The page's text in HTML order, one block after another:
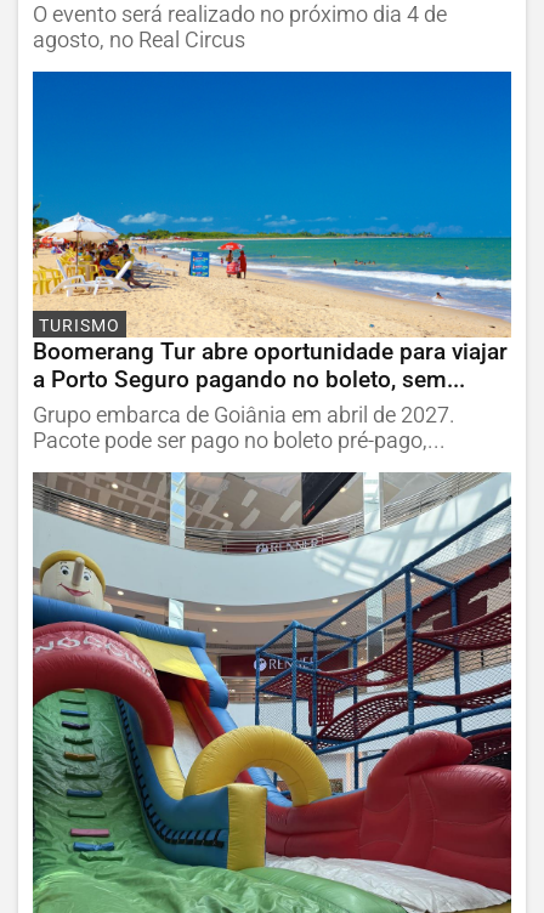
O evento será realizado no próximo dia 4 de
agosto, no Real Circus
TURISMO
Boomerang Tur abre oportunidade para viajar
a Porto Seguro pagando no boleto, sem...
Grupo embarca de Goiânia em abril de 2027.
Pacote pode ser pago no boleto pré-pago,...